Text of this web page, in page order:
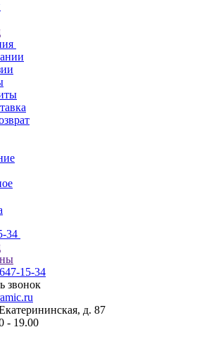
34
15-34
звонок
д. 87
- 19.00